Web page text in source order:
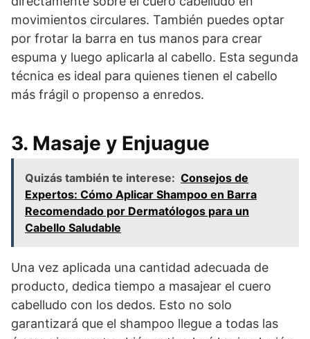
movimientos circulares. También puedes optar
por frotar la barra en tus manos para crear
espuma y luego aplicarla al cabello. Esta segunda
técnica es ideal para quienes tienen el cabello
más frágil o propenso a enredos.
3. Masaje y Enjuague
Quizás también te interese: Consejos de
Expertos: Cómo Aplicar Shampoo en Barra
Recomendado por Dermatólogos para un
Cabello Saludable
Una vez aplicada una cantidad adecuada de
producto, dedica tiempo a masajear el cuero
cabelludo con los dedos. Esto no solo
garantizará que el shampoo llegue a todas las